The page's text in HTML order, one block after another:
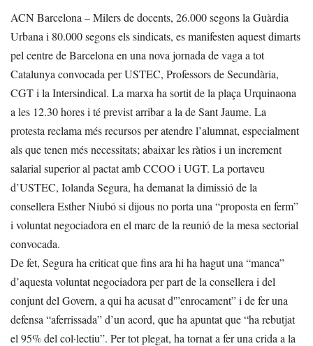
ACN Barcelona – Milers de docents, 26.000 segons la Guàrdia
Urbana i 80.000 segons els sindicats, es manifesten aquest dimarts
pel centre de Barcelona en una nova jornada de vaga a tot
Catalunya convocada per USTEC, Professors de Secundària,
CGT i la Intersindical. La marxa ha sortit de la plaça Urquinaona
a les 12.30 hores i té previst arribar a la de Sant Jaume. La
protesta reclama més recursos per atendre l’alumnat, especialment
als que tenen més necessitats; abaixar les ràtios i un increment
salarial superior al pactat amb CCOO i UGT. La portaveu
d’USTEC, Iolanda Segura, ha demanat la dimissió de la
consellera Esther Niubó si dijous no porta una “proposta en ferm”
i voluntat negociadora en el marc de la reunió de la mesa sectorial
convocada.
De fet, Segura ha criticat que fins ara hi ha hagut una “manca”
d’aquesta voluntat negociadora per part de la consellera i del
conjunt del Govern, a qui ha acusat d'”enrocament” i de fer una
defensa “aferrissada” d’un acord, que ha apuntat que “ha rebutjat
el 95% del col·lectiu”. Per tot plegat, ha tornat a fer una crida a la